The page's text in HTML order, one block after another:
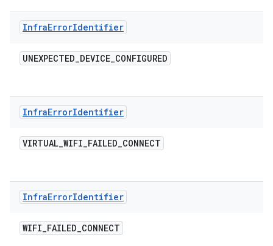
InfraErrorIdentifier
UNEXPECTED_DEVICE_CONFIGURED
InfraErrorIdentifier
VIRTUAL_WIFI_FAILED_CONNECT
InfraErrorIdentifier
WIFI_FAILED_CONNECT